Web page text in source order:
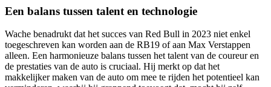
Een balans tussen talent en technologie
Wache benadrukt dat het succes van Red Bull in 2023 niet enkel
toegeschreven kan worden aan de RB19 of aan Max Verstappen
alleen. Een harmonieuze balans tussen het talent van de coureur en
de prestaties van de auto is cruciaal. Hij merkt op dat het
makkelijker maken van de auto om mee te rijden het potentieel kan